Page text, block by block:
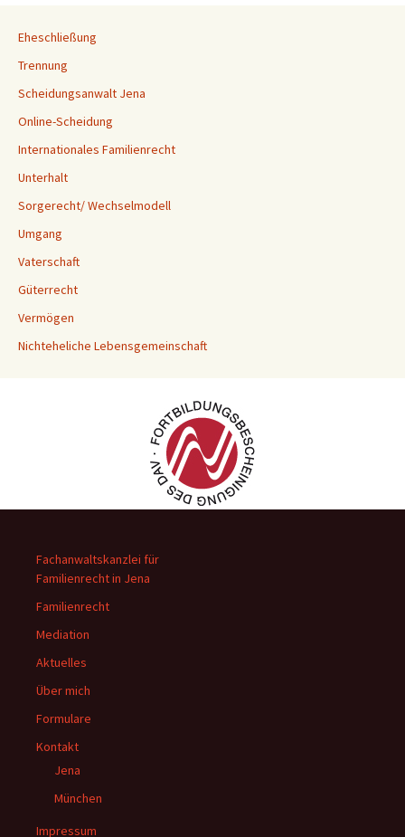
Eheschließung
Trennung
Scheidungsanwalt Jena
Online-Scheidung
Internationales Familienrecht
Unterhalt
Sorgerecht/ Wechselmodell
Umgang
Vaterschaft
Güterrecht
Vermögen
Nichteheliche Lebensgemeinschaft
Fachanwaltskanzlei für
Familienrecht in Jena
Familienrecht
Mediation
Aktuelles
Über mich
Formulare
Kontakt
Jena
München
Impressum